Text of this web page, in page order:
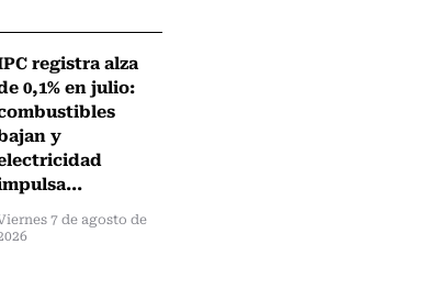
registra alza
0,1% en julio:
y
7 de agosto de